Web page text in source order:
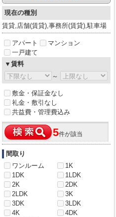
現在の種別
賃貸,店舗(賃貸),事務所(賃貸),駐車場
アパート
マンション
一戸建て
▼賃料
～
敷金・保証金なし
礼金・敷引なし
共益費・管理費込み
5件が該当
間取り
ワンルーム
1K
1DK
1LDK
2K
2DK
2LDK
3K
3DK
3LDK
4K
4DK